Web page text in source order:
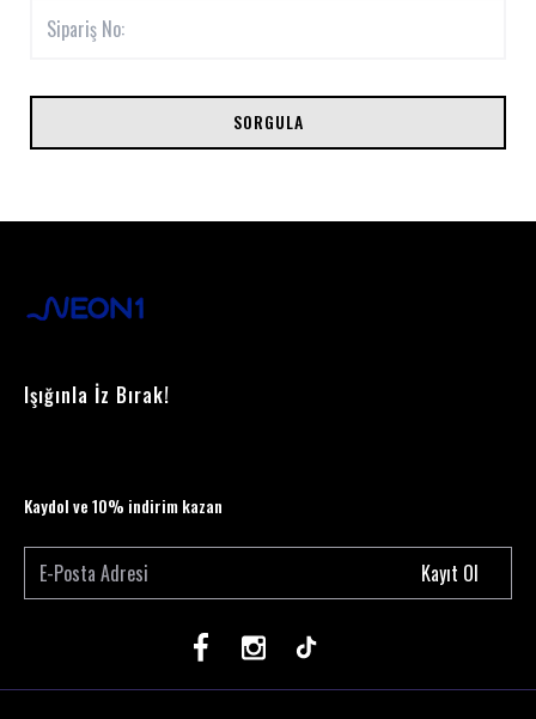
SORGULA
Işığınla İz Bırak!
Kaydol ve 10% indirim kazan
Kayıt Ol